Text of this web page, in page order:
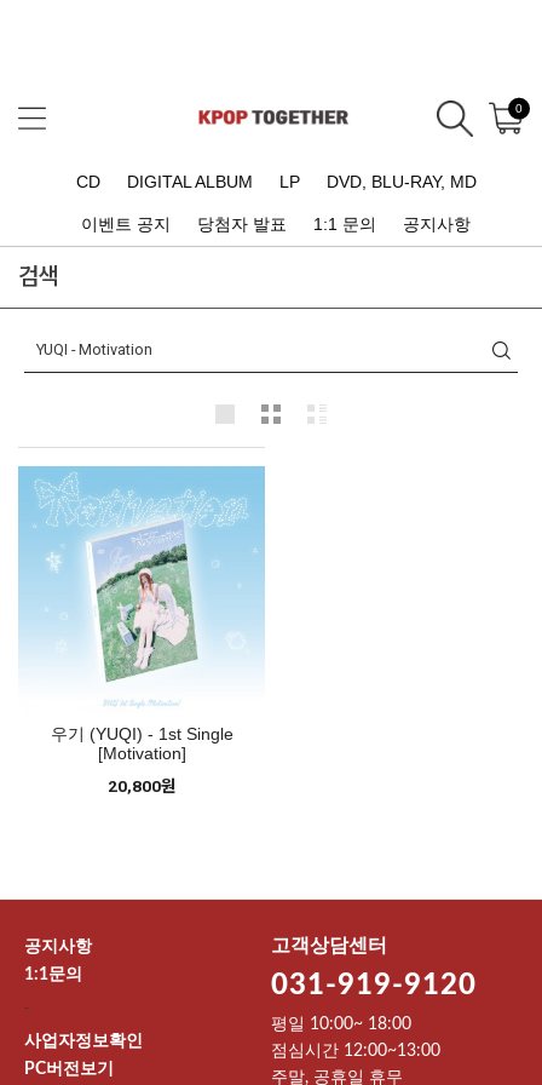
0
CD DIGITAL ALBUM LP DVD, BLU-RAY, MD
이벤트 공지 당첨자 발표 1:1 문의 공지사항
검색
우기 (YUQI) - 1st Single
[Motivation]
20,800원
공지사항
1:1문의
-
사업자정보확인
PC버전보기
고객상담센터
031-919-9120
평일 10:00~ 18:00
점심시간 12:00~13:00
주말, 공휴일 휴무